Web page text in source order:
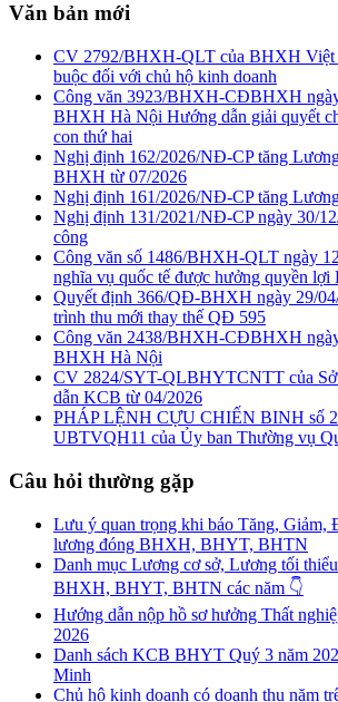
Văn bản mới
CV 2792/BHXH-QLT của BHXH Việt
buộc đối với chủ hộ kinh doanh
Công văn 3923/BHXH-CĐBHXH
BHXH Hà Nội Hướng dẫn giải quyết
con thứ hai
Nghị định 162/2026/NĐ-CP tăng
BHXH từ 07/2026
Nghị định 161/2026/NĐ-CP tăng
Nghị định 131/2021/NĐ-CP ngày 30/
công
Công văn số 1486/BHXH-QLT ngày
nghĩa vụ quốc tế được hưởng quyền
Quyết định 366/QĐ-BHXH ngày 29/
trình thu mới thay thế QĐ 595
Công văn 2438/BHXH-CĐBHXH
BHXH Hà Nội
CV 2824/SYT-QLBHYTCNTT của
dẫn KCB từ 04/2026
PHÁP LỆNH CỰU CHIẾN BINH số
UBTVQH11 của Ủy ban Thường vụ
Câu hỏi thường gặp
Lưu ý quan trọng khi báo Tăng, Giảm,
lương đóng BHXH, BHYT, BHTN
Danh mục Lương cơ sở, Lương tối
BHXH, BHYT, BHTN các năm 👇
Hướng dẫn nộp hồ sơ hưởng Thất
2026
Danh sách KCB BHYT Quý 3 năm
Minh
Chủ hộ kinh doanh có doanh thu năm